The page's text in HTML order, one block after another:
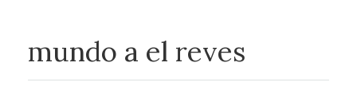
mundo a el reves